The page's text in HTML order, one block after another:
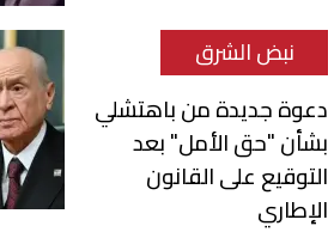
نبض الشرق
دعوة جديدة من باهتشلي
بشأن "حق الأمل" بعد
التوقيع على القانون
الإطاري